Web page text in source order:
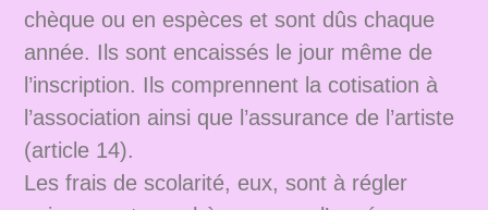
chèque ou en espèces et sont dûs chaque
année. Ils sont encaissés le jour même de
l’inscription. Ils comprennent la cotisation à
l’association ainsi que l’assurance de l’artiste
(article 14).
Les frais de scolarité, eux, sont à régler